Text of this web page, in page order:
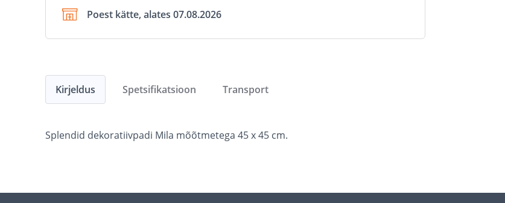
Poest kätte, alates 07.08.2026
Kirjeldus
Splendid dekoratiivpadi Mila mõõtmetega 45 x 45 cm.
Spetsifikatsioon Transport